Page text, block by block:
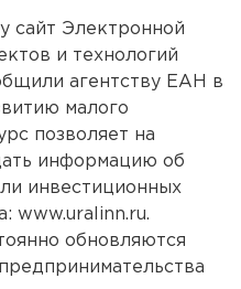
сайт Электронной
и технологий
агентству ЕАН в
малого
позволяет на
информацию об
инвестиционных
www.uralinn.ru.
обновляются